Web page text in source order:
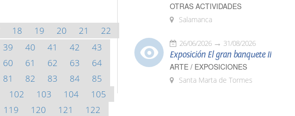
18 19 20 21
22
39 40 41 42
43
60 61 62 63
64
81 82 83 84
85
102 103 104
105
119 120 121
122
OTRAS ACTIVIDADES
Salamanca
26/06/2026 31/08/2026
Exposición El gran banquete II
ARTE / EXPOSICIONES
Santa Marta de Tormes